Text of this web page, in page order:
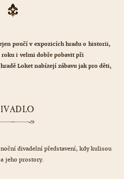
poučí v expozicích hradu o historii,
roku i velmi dobře pobavit při
Loket nabízejí zábavu jak pro děti,
IVADLO
divadelní představení, kdy kulisou
jeho prostory.